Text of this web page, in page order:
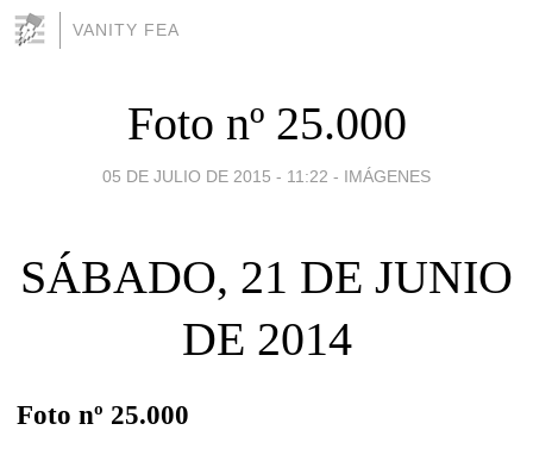
VANITY FEA
Foto nº 25.000
05 DE JULIO DE 2015 - 11:22 - IMÁGENES
SÁBADO, 21 DE JUNIO
DE 2014
Foto nº 25.000